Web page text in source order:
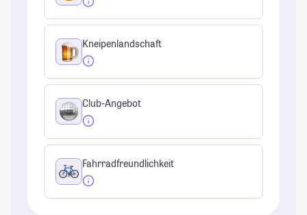
Kneipenlandschaft
Club-Angebot
Fahrradfreundlichkeit